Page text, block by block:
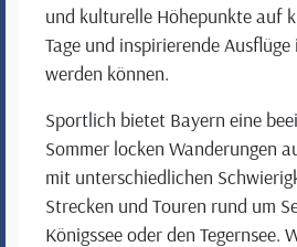
und kulturelle Höhepunkte auf
Tage und inspirierende
werden können.
Sportlich bietet Bayern eine
Sommer locken Wanderungen
mit unterschiedlichen
Strecken und Touren rund um
Königssee oder den